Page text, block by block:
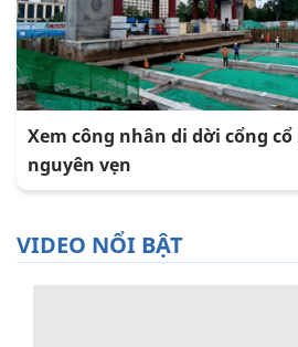
Xem công nhân di dời cổng
nguyên vẹn
VIDEO NỔI BẬT